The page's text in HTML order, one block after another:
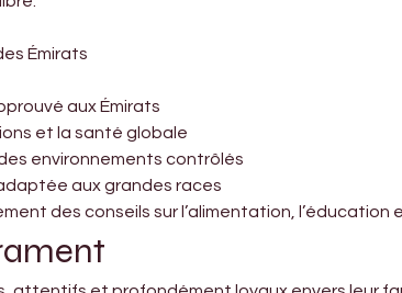
Émirats
aux Émirats
et la santé globale
environnements contrôlés
aux grandes races
des conseils sur l’alimentation, l’éducation